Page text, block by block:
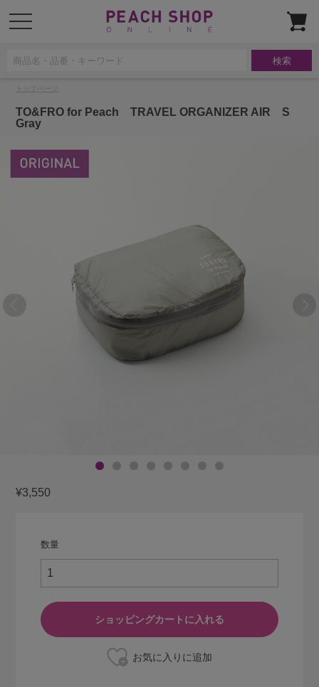
t
o
o
TO&FRO for Peach TRAVEL ORGANIZER AIR S
Gray
¥3,550
数量